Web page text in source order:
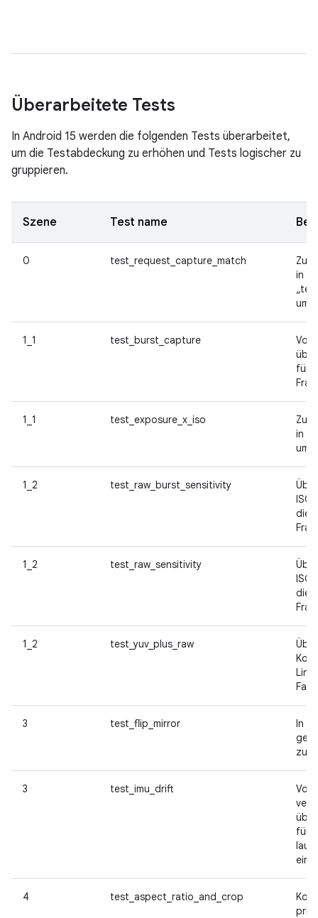
Überarbeitete Tests
In Android 15 werden die folgenden Tests überarbeitet,
um die Testabdeckung zu erhöhen und Tests logischer zu
gruppieren.
Szene Test name
0 test_request_capture_match
Zur
in
1_1 test_burst_capture
Von
für
1_1 test_exposure_x_iso
Zur
in
1_2 test_raw_burst_sensitivity
die
1_2 test_raw_sensitivity
die
1_2 test_yuv_plus_raw
3 test_flip_mirror
In
3 test_imu_drift
Von
für
4 test_aspect_ratio_and_crop